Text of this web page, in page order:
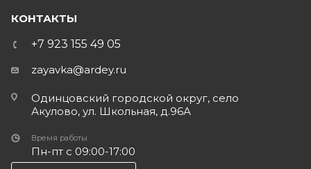
КОНТАКТЫ
+7 923 155 49 05
zayavka@ardey.ru
Одинцовский городской округ, село
Акулово, ул. Школьная, д.96А
Время работы
Пн-пт с 09:00-17:00